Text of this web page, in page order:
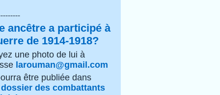
ancêtre a participé à
de 1914-1918?
une photo de lui à
larouman@gmail.com
être publiée dans
dossier des combattants